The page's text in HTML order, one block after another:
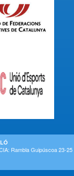
Rambla Guipúscoa 23-25